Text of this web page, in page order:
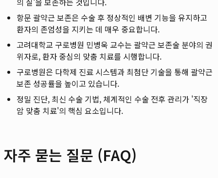
항문 괄약근 보존은 수술 후 정상적인 배변 기능을 유지하고
환자의 존엄성을 지키는 데 매우 중요합니다.
고려대학교 구로병원 민병욱 교수는 괄약근 보존술 분야의 권
위자로, 환자 중심의 맞춤 치료를 시행합니다.
구로병원은 다학제 진료 시스템과 최첨단 기술을 통해 괄약근
보존 성공률을 높이고 있습니다.
정밀 진단, 최신 수술 기법, 체계적인 수술 전후 관리가 '직장
암 맞춤 치료'의 핵심 요소입니다.
자주 묻는 질문 (FAQ)